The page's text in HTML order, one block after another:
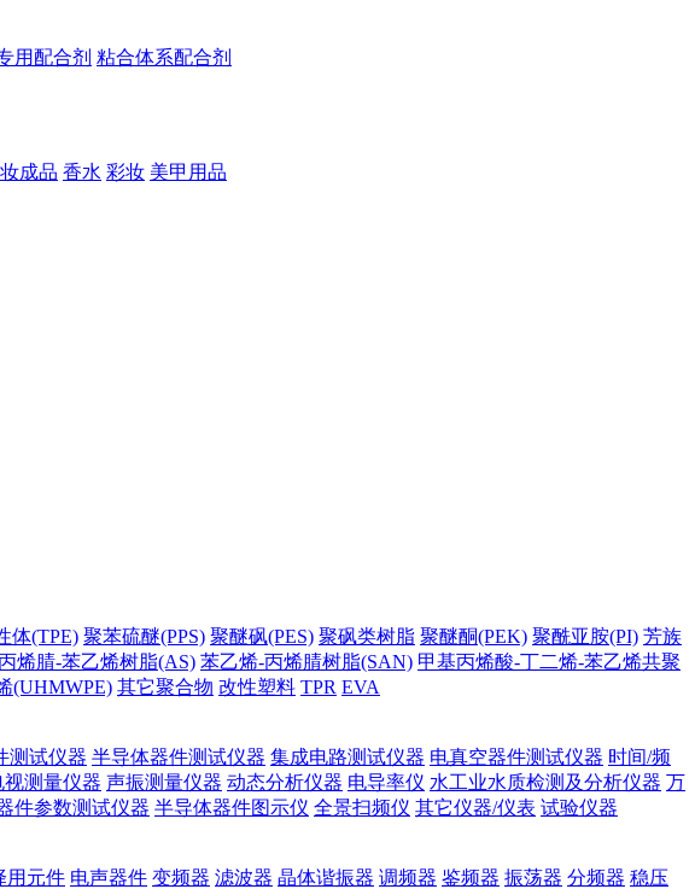
用配合剂 粘合体系配合剂
成品 香水 彩妆 美甲用品
体(TPE) 聚苯硫醚(PPS) 聚醚砜(PES) 聚砜类树脂 聚醚酮(PEK) 聚酰亚胺(PI) 芳族
烯腈-苯乙烯树脂(AS) 苯乙烯-丙烯腈树脂(SAN) 甲基丙烯酸-丁二烯-苯乙烯共聚
(UHMWPE) 其它聚合物 改性塑料 TPR EVA
测试仪器 半导体器件测试仪器 集成电路测试仪器 电真空器件测试仪器 时间/频
视测量仪器 声振测量仪器 动态分析仪器 电导率仪 水工业水质检测及分析仪器 万
件参数测试仪器 半导体器件图示仪 全景扫频仪 其它仪器/仪表 试验仪器
用元件 电声器件 变频器 滤波器 晶体谐振器 调频器 鉴频器 振荡器 分频器 稳压